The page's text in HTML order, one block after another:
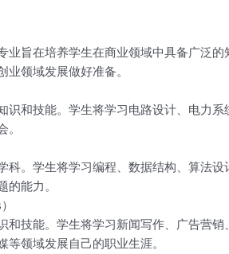
旨在培养学生在商业领域中具备广泛
领域发展做好准备。
和技能。学生将学习电路设计、电力
。学生将学习编程、数据结构、算法
能力。
技能。学生将学习新闻写作、广告营
领域发展自己的职业生涯。